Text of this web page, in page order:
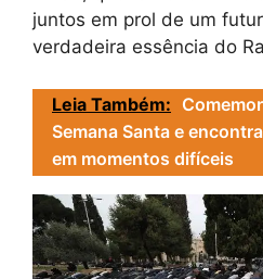
juntos em prol de um
verdadeira essência do
Leia Também:
Semana Santa e
em momentos difíceis